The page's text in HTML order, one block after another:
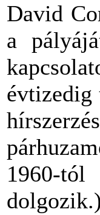
David
a
évtizedig
1960-